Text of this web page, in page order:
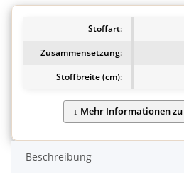
Stoffart:
Zusammensetzung:
Stoffbreite (cm):
Beschreibung